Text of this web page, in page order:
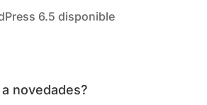
6.5 disponible
novedades?